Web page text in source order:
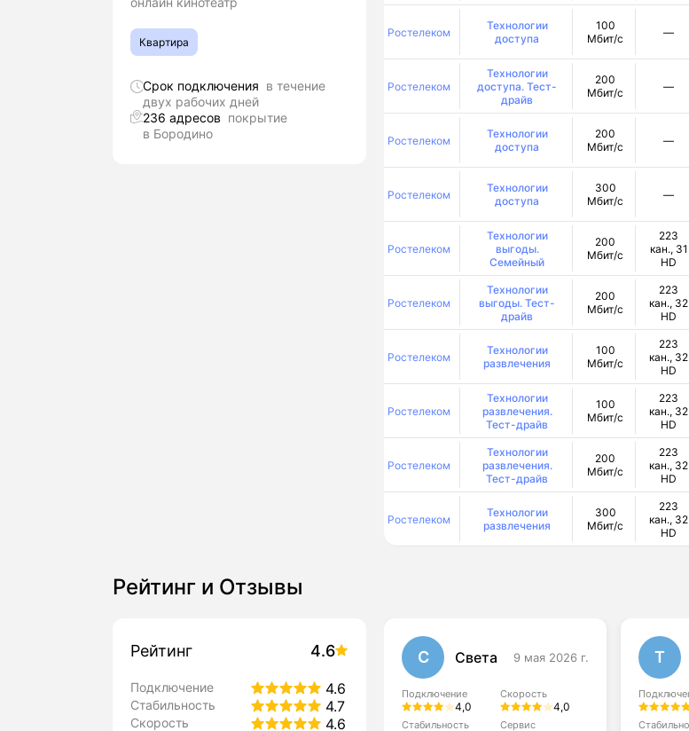
Квартира
Срок подключения в течение
двух рабочих дней
236 адресов покрытие
в Бородино
Рейтинг 4.6
Подключение 4.6
Стабильность 4.7
Скорость 4.6
Рейтинг и Отзывы
С Света 9 мая 2026 г.
Подключение
4,0
Скорость
4,0
Стабильность Сервис
Т
Ростелеком
Технологии
доступа
100
Мбит/с
—
Ростелеком
Технологии
доступа. Тест-
драйв
200
Мбит/с
—
Ростелеком
Технологии
доступа
200
Мбит/с
—
Ростелеком
Технологии
доступа
300
Мбит/с
—
Ростелеком
Технологии
выгоды.
Семейный
200
Мбит/с
223
кан., 31
HD
Ростелеком
Технологии
выгоды. Тест-
драйв
200
Мбит/с
223
кан., 32
HD
Ростелеком
Технологии
развлечения
100
Мбит/с
223
кан., 32
HD
Ростелеком
Технологии
развлечения.
Тест-драйв
100
Мбит/с
223
кан., 32
HD
Ростелеком
Технологии
развлечения.
Тест-драйв
200
Мбит/с
223
кан., 32
HD
Ростелеком
Технологии
развлечения
300
Мбит/с
223
кан., 32
HD